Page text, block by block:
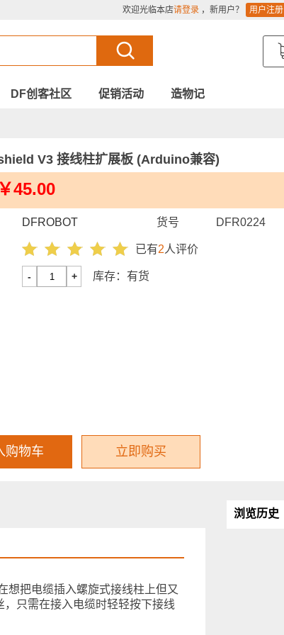
欢迎光临本店请登录 ，新用户？ 用户注册
DF创客社区 促销活动 造物记
V3 接线柱扩展板 (Arduino兼容)
￥45.00
DFROBOT 货号 DFR0224
已有2人评价
- + 库存： 有货
购物车 立即购买
想把电缆插入螺旋式接线柱上但又
只需在接入电缆时轻轻按下接线
浏览历史